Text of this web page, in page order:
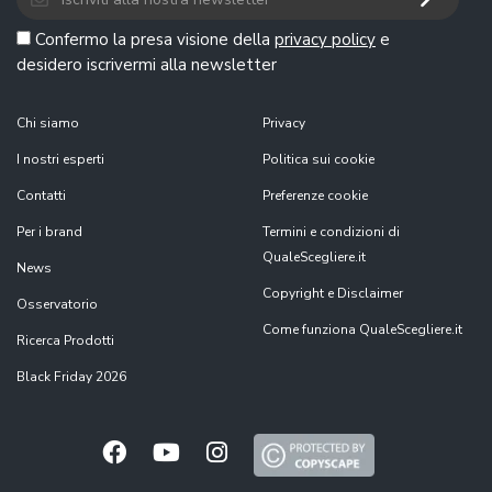
Confermo la presa visione della privacy policy e
desidero iscrivermi alla newsletter
Chi siamo
I nostri esperti
Contatti
Per i brand
News
Osservatorio
Ricerca Prodotti
Black Friday 2026
Privacy
Politica sui cookie
Preferenze cookie
Termini e condizioni di
QualeScegliere.it
Copyright e Disclaimer
Come funziona QualeScegliere.it